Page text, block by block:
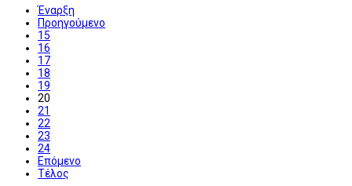
Έναρξη
Προηγούμενο
15
16
17
18
19
20
21
22
23
24
Επόμενο
Τέλος